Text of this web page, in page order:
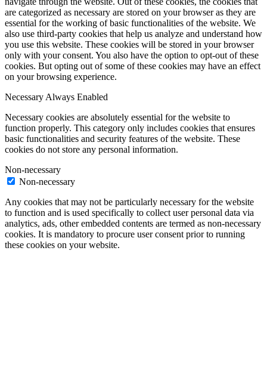
are categorized as necessary are stored on your browser as they are
essential for the working of basic functionalities of the website. We
also use third-party cookies that help us analyze and understand how
you use this website. These cookies will be stored in your browser
only with your consent. You also have the option to opt-out of these
cookies. But opting out of some of these cookies may have an effect
on your browsing experience.
NecessaryAlways Enabled
Necessary cookies are absolutely essential for the website to
function properly. This category only includes cookies that ensures
basic functionalities and security features of the website. These
cookies do not store any personal information.
Non-necessary
Non-necessary
Any cookies that may not be particularly necessary for the website
to function and is used specifically to collect user personal data via
analytics, ads, other embedded contents are termed as non-necessary
cookies. It is mandatory to procure user consent prior to running
these cookies on your website.